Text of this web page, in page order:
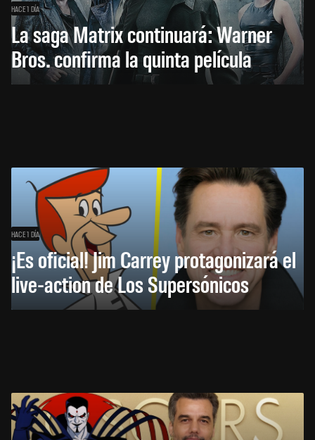
HACE 1 DÍA
La saga Matrix continuará: Warner
Bros. confirma la quinta película
HACE 1 DÍA
¡Es oficial! Jim Carrey protagonizará el
live-action de Los Supersónicos